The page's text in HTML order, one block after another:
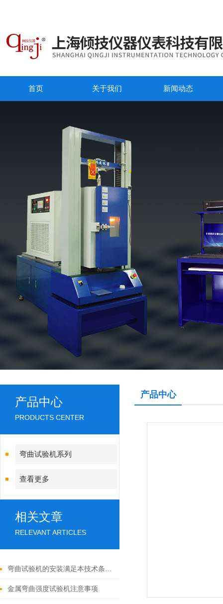
首页 关于我们 新闻动态
产品中心
PRODUCTS CENTER
弯曲试验机系列
查看更多
相关文章
RELEVANT ARTICLES
弯曲试验机的安装满足本技术条件的要求
金属弯曲强度试验机注意事项
产品中心